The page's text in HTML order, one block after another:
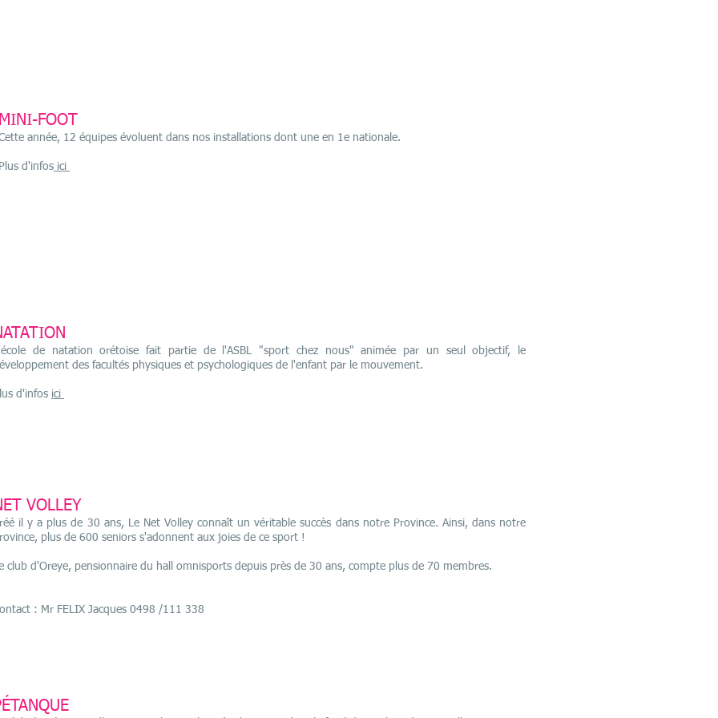
FOOT
année, 12 équipes évoluent dans nos installations dont une en 1e nationale.
d'infos ici
de natation orétoise fait partie de l'ASBL "sport chez nous" animée par un seul objectif, le
des facultés physiques et psychologiques de l'enfant par le mouvement.
d'infos ici
VOLLEY
il y a plus de 30 ans, Le Net Volley connaît un véritable succès dans notre Province. Ainsi, dans notre
plus de 600 seniors s'adonnent aux joies de ce sport !
club d'Oreye, pensionnaire du hall omnisports depuis près de 30 ans, compte plus de 70 membres.
: Mr FELIX Jacques 0498 /111 338